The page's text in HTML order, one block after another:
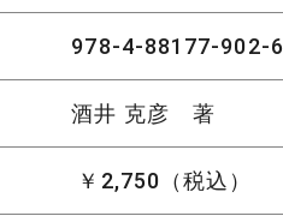
978-4-88177-902-6
酒井 克彦 著
￥2,750（税込）